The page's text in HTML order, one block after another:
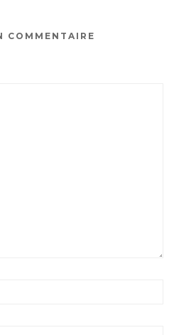
COMMENTAIRE